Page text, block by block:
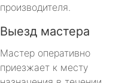
производителя.
Выезд мастера
Мастер оперативно
приезжает к месту